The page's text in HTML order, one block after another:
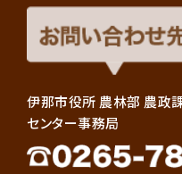
伊那市役所 農林部 農政
センター事務局